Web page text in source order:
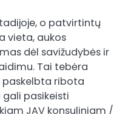
o patvirtintų
vieta, aukos
dėl savižudybės ir
Tai tebėra
paskelbta ribota
pasikeisti
JAV konsuliniam /